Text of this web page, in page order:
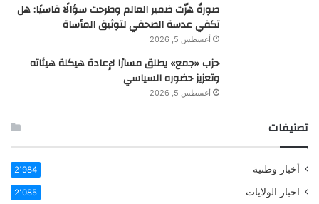
صورةٌ هزّت ضمير العالم وطرحت سؤالًا قاسيًا: هل
تكفي عدسة الصحفي لتوثيق المأساة
أغسطس 5, 2026
حزب «جمع» يطلق مسارًا لإعادة هيكلة هيئاته
وتعزيز حضوره السياسي
أغسطس 5, 2026
تصنيفات
أخبار وطنية 2٬984
اخبار الولايات 2٬085